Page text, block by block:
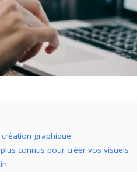
graphique
connus pour créer vos visuels